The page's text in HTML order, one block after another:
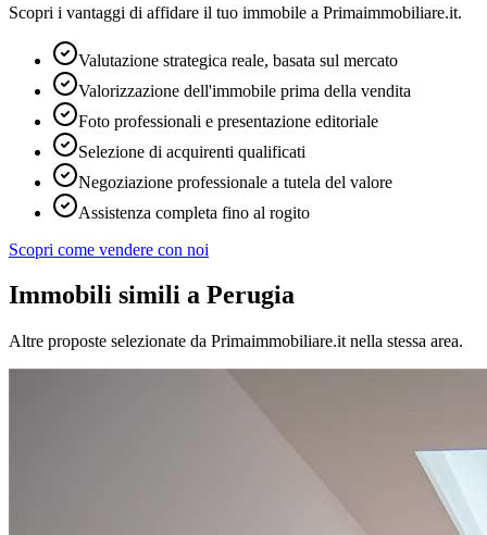
Scopri i vantaggi di affidare il tuo immobile a Primaimmobiliare.it.
Valutazione strategica reale, basata sul mercato
Valorizzazione dell'immobile prima della vendita
Foto professionali e presentazione editoriale
Selezione di acquirenti qualificati
Negoziazione professionale a tutela del valore
Assistenza completa fino al rogito
Scopri come vendere con noi
Immobili simili a Perugia
Altre proposte selezionate da Primaimmobiliare.it nella stessa area.